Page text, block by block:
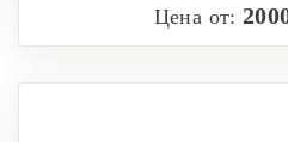
Цена от: